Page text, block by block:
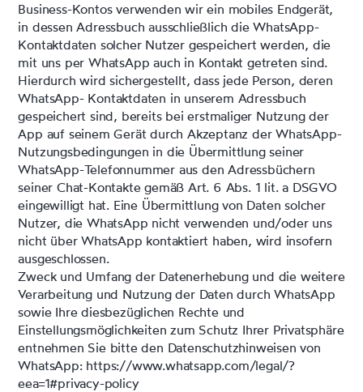
Business-Kontos verwenden wir ein mobiles Endgerät,
in dessen Adressbuch ausschließlich die WhatsApp-
Kontaktdaten solcher Nutzer gespeichert werden, die
mit uns per WhatsApp auch in Kontakt getreten sind.
Hierdurch wird sichergestellt, dass jede Person, deren
WhatsApp- Kontaktdaten in unserem Adressbuch
gespeichert sind, bereits bei erstmaliger Nutzung der
App auf seinem Gerät durch Akzeptanz der WhatsApp-
Nutzungsbedingungen in die Übermittlung seiner
WhatsApp-Telefonnummer aus den Adressbüchern
seiner Chat-Kontakte gemäß Art. 6 Abs. 1 lit. a DSGVO
eingewilligt hat. Eine Übermittlung von Daten solcher
Nutzer, die WhatsApp nicht verwenden und/oder uns
nicht über WhatsApp kontaktiert haben, wird insofern
ausgeschlossen.
Zweck und Umfang der Datenerhebung und die weitere
Verarbeitung und Nutzung der Daten durch WhatsApp
sowie Ihre diesbezüglichen Rechte und
Einstellungsmöglichkeiten zum Schutz Ihrer Privatsphäre
entnehmen Sie bitte den Datenschutzhinweisen von
WhatsApp: https://www.whatsapp.com/legal/?
eea=1#privacy-policy